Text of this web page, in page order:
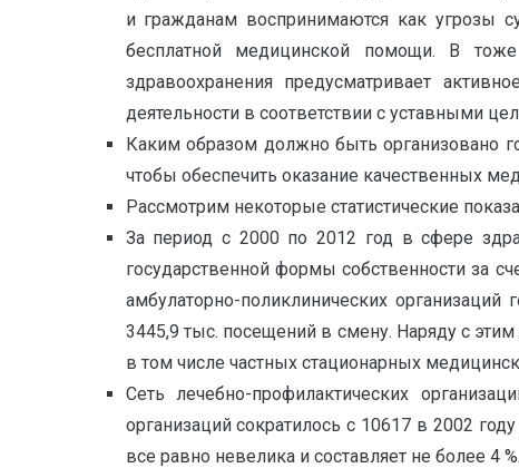
и гражданам воспринимаются как угрозы
бесплатной медицинской помощи. В тоже
здравоохранения предусматривает
деятельности в соответствии с уставными
Каким образом должно быть организовано
чтобы обеспечить оказание качественных
Рассмотрим некоторые статистические
За период с 2000 по 2012 год в сфере
государственной формы собственности за
амбулаторно-поликлинических
3445,9 тыс. посещений в смену. Наряду с
в том числе частных стационарных
Сеть лечебно-профилактических
организаций сократилось с 10617 в 2002
все равно невелика и составляет не более 4 %.